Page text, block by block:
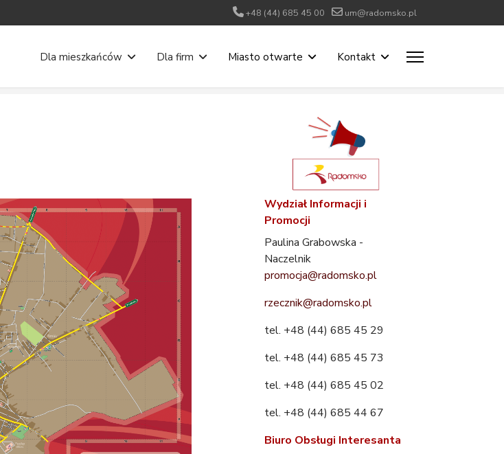
+48 (44) 685 45 00 um@radomsko.pl
Dla mieszkańców Dla firm Miasto otwarte Kontakt
Wydział Informacji i
Promocji
Paulina Grabowska -
Naczelnik
promocja@radomsko.pl
rzecznik@radomsko.pl
tel. +48 (44) 685 45 29
tel. +48 (44) 685 45 73
tel. +48 (44) 685 45 02
tel. +48 (44) 685 44 67
Biuro Obsługi Interesanta